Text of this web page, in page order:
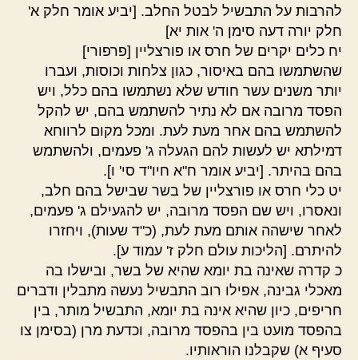
להרבות על התבשיל לבטל החלב. [יביע אומר חלק א'
חלק יורה דעה סימן ה' אות יא]
יח כלים יקרים של חרס או פורצליין [פרפורי]
שהשתמשו בהם באיסור, כגון צלחות וכוסות, ועברו
יותר משנים עשר חודש שלא נשתמשו בהם כלל, ויש
הפסד מרובה אם לא נתיר להשתמש בהם, יש להקל
להשתמש בהם אחר מעת לעת. ומכל מקום לרווחא
דמילתא יש לעשות להם הגעלה ג' פעמים, ולהשתמש
בהם בהיתר. [יביע אומר ח"א חיו"ד סי' ו].
יט כלי חרס או פורצליין של בשר שבישל בהם חלב,
ונאסרו, ויש שם הפסד מרובה, יש להגעילם ג' פעמים,
לאחר שישהה אותם מעת לעת, (כ"ד שעות), ויחזרו
להיתרם. [הליכות עולם חלק ז' עמוד ע].
כ קדרה שאינה בת יומא שהיא של בשר, ובישלו בה
מאכלי גבינה, אפילו רוב התבשיל נעשה מתבלין ודברים
חריפים, כיון שהיא אינה בת יומא, התבשיל מותר, בין
בהפסד מועט בין בהפסד מרובה, וכדעת מרן (בסימן צו
סעיף א) שקבלנו הוראותיו.